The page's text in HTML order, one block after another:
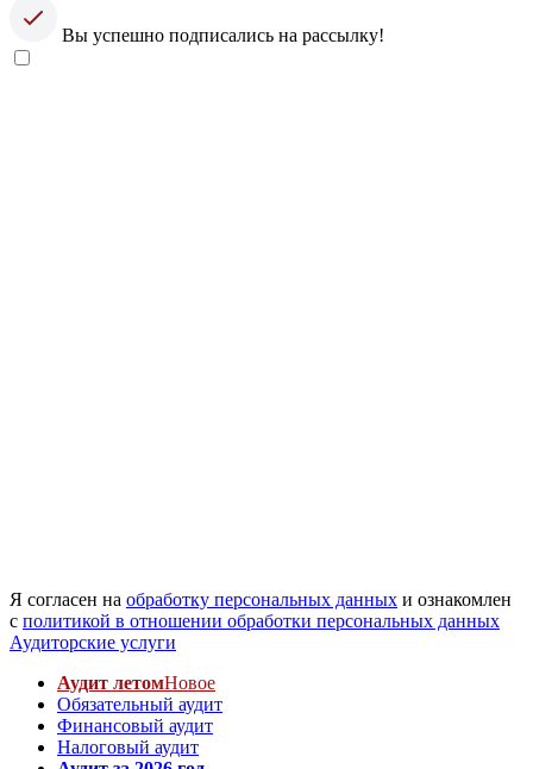
Вы успешно подписались на рассылку!
Я согласен на обработку персональных данных и ознакомлен
с политикой в отношении обработки персональных данных
Аудиторские услуги
Аудит летомНовое
Обязательный аудит
Финансовый аудит
Налоговый аудит